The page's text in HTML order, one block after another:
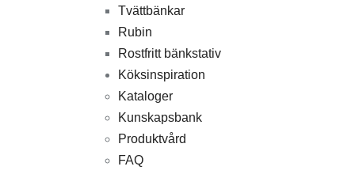
Tvättbänkar
Rubin
Rostfritt bänkstativ
Köksinspiration
Kataloger
Kunskapsbank
Produktvård
FAQ